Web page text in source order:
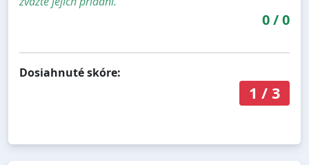
0/0
Dosiahnuté skóre:
1 / 3